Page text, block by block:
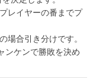
レイヤーの番までプ
場合引き分けです。
ンケンで勝敗を決め